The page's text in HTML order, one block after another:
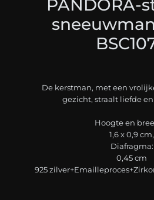
PANDORA-
De kerstman, met een
gezicht, straalt liefde
Hoogte en
1,6 x 0,9 cm,
Diafragma:
0,45 cm
925